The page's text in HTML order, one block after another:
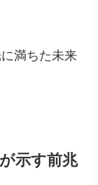
満ちた未来
示す前兆